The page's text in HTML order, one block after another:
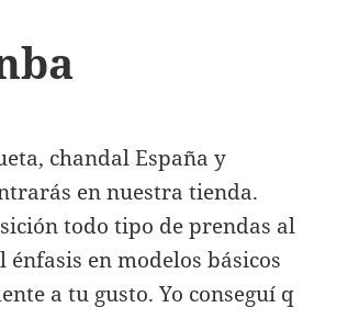
chandal España y
en nuestra tienda.
todo tipo de prendas al
en modelos básicos
a tu gusto. Yo conseguí q